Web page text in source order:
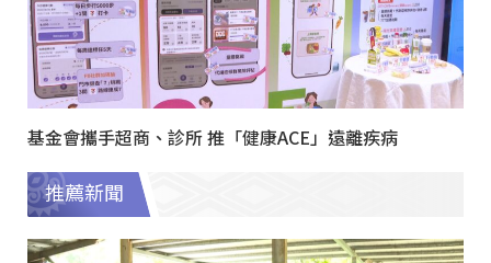
基金會攜手超商、診所 推「健康ACE」遠離疾病
推薦新聞